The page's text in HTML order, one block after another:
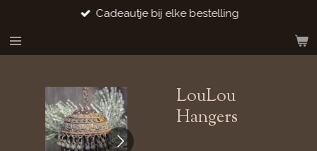
naar
Cadeautje bij elke bestelling
LouLou
Hangers